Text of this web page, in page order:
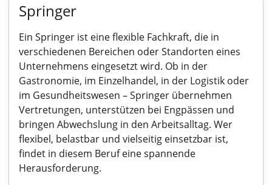
Springer
Ein Springer ist eine flexible Fachkraft, die in
verschiedenen Bereichen oder Standorten eines
Unternehmens eingesetzt wird. Ob in der
Gastronomie, im Einzelhandel, in der Logistik oder
im Gesundheitswesen – Springer übernehmen
Vertretungen, unterstützen bei Engpässen und
bringen Abwechslung in den Arbeitsalltag. Wer
flexibel, belastbar und vielseitig einsetzbar ist,
findet in diesem Beruf eine spannende
Herausforderung.